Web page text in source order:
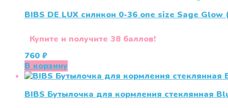
BIBS DE LUX силикон 0-36 one size Sage Glow
Купите и получите 38 баллов!
760 ₽
В корзину
BIBS Бутылочка для кормления стеклянная